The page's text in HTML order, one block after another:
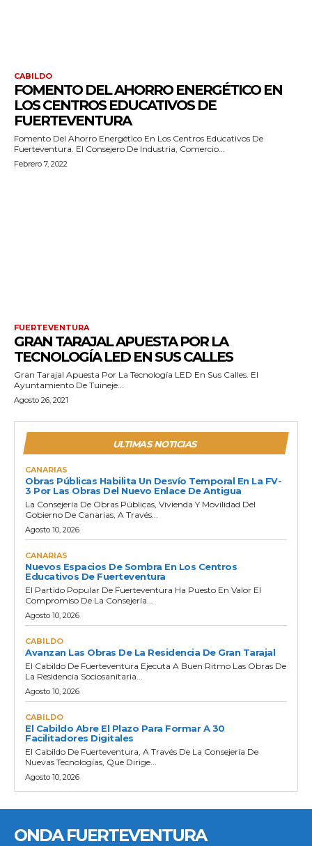
CABILDO
FOMENTO DEL AHORRO ENERGÉTICO EN
LOS CENTROS EDUCATIVOS DE
FUERTEVENTURA
Fomento Del Ahorro Energético En Los Centros Educativos De
Fuerteventura. El Consejero De Industria, Comercio...
Febrero 7, 2022
FUERTEVENTURA
GRAN TARAJAL APUESTA POR LA
TECNOLOGÍA LED EN SUS CALLES
Gran Tarajal Apuesta Por La Tecnología LED En Sus Calles. El
Ayuntamiento De Tuineje...
Agosto 26, 2021
ULTIMAS NOTICIAS
CANARIAS
Obras Públicas Habilita Un Desvío Temporal En La FV-
3 Por Las Obras Del Nuevo Enlace De Antigua
La Consejería De Obras Públicas, Vivienda Y Movilidad Del
Gobierno De Canarias, A Través...
Agosto 10, 2026
CANARIAS
Nuevos Espacios De Sombra En Los Centros
Educativos De Fuerteventura
El Partido Popular De Fuerteventura Ha Puesto En Valor El
Compromiso De La Consejería...
Agosto 10, 2026
CABILDO
Avanzan Las Obras De La Residencia De Gran Tarajal
El Cabildo De Fuerteventura Ejecuta A Buen Ritmo Las Obras De
La Residencia Sociosanitaria...
Agosto 10, 2026
CABILDO
El Cabildo Abre El Plazo Para Formar A 30
Facilitadores Digitales
El Cabildo De Fuerteventura, A Través De La Consejería De
Nuevas Tecnologías, Que Dirige...
Agosto 10, 2026
ONDA FUERTEVENTURA